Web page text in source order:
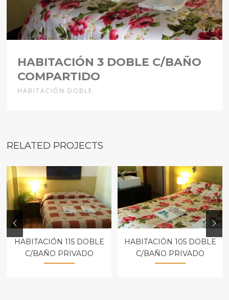
1 / 3
HABITACIÓN 3 DOBLE C/BAÑO
COMPARTIDO
HABITACIÓN DOBLE
RELATED PROJECTS
HABITACIÓN 115 DOBLE
C/BAÑO PRIVADO
HABITACIÓN 105 DOBLE
C/BAÑO PRIVADO